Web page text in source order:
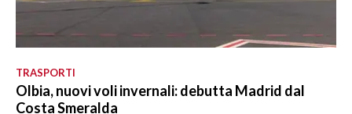
TRASPORTI
Olbia, nuovi voli invernali: debutta Madrid dal
Costa Smeralda